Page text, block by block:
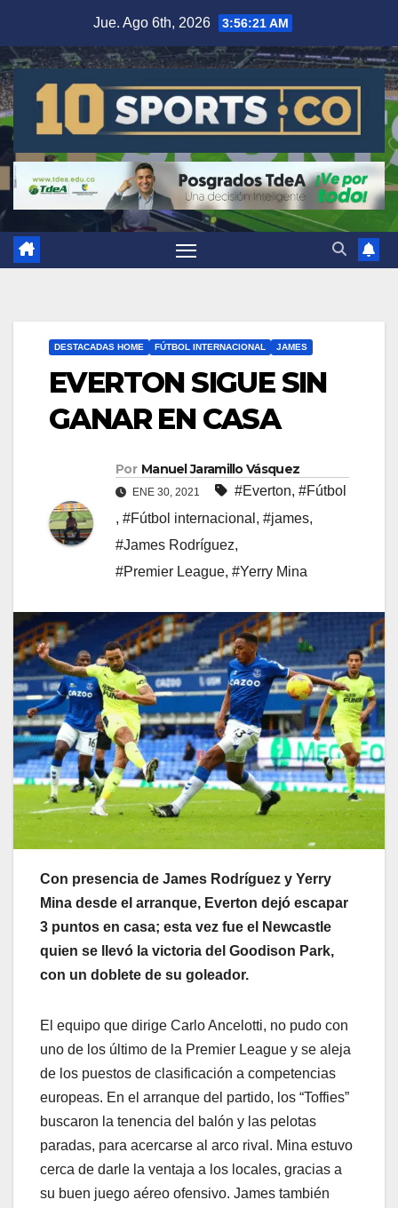
Jue. Ago 6th, 2026 3:56:21 AM
DESTACADAS HOME FÚTBOL INTERNACIONAL JAMES
EVERTON SIGUE SIN
GANAR EN CASA
Por Manuel Jaramillo Vásquez
ENE 30, 2021 #Everton, #Fútbol
, #Fútbol internacional , #james,
#James Rodríguez,
#Premier League, #Yerry Mina
Con presencia de James Rodríguez y Yerry
Mina desde el arranque, Everton dejó escapar
3 puntos en casa; esta vez fue el Newcastle
quien se llevó la victoria del Goodison Park,
con un doblete de su goleador.
El equipo que dirige Carlo Ancelotti, no pudo con
uno de los último de la Premier League y se aleja
de los puestos de clasificación a competencias
europeas. En el arranque del partido, los “Toffies”
buscaron la tenencia del balón y las pelotas
paradas, para acercarse al arco rival. Mina estuvo
cerca de darle la ventaja a los locales, gracias a
su buen juego aéreo ofensivo. James también